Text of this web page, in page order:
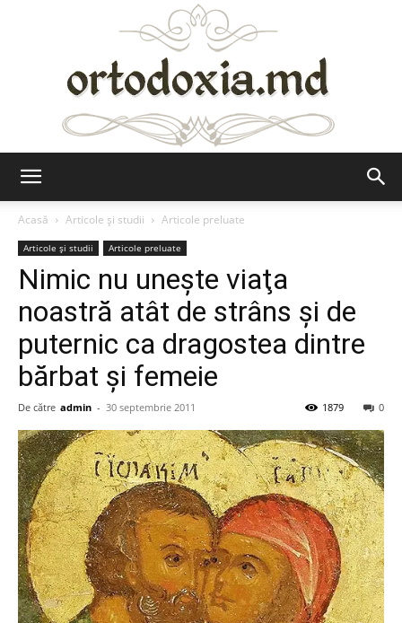
Acasă
Articole şi studii Articole preluate
Articole şi studii Articole preluate
Nimic nu uneşte viaţa
noastră atât de strâns şi de
puternic ca dragostea dintre
bărbat şi femeie
De către admin - 30 septembrie 2011 0
1879